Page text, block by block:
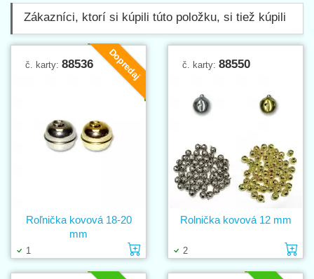
Zákazníci, ktorí si kúpili túto položku, si tiež kúpili
Dopredaj
č. karty: 88536
1 Vložiť do košíka
Roľnička kovová 18-20
mm
č. karty: 88550
2
Rolnička kovová 12 mm